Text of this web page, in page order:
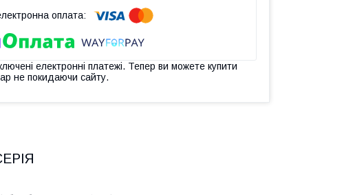
електронні платежі. Тепер ви можете купити
не покидаючи сайту.